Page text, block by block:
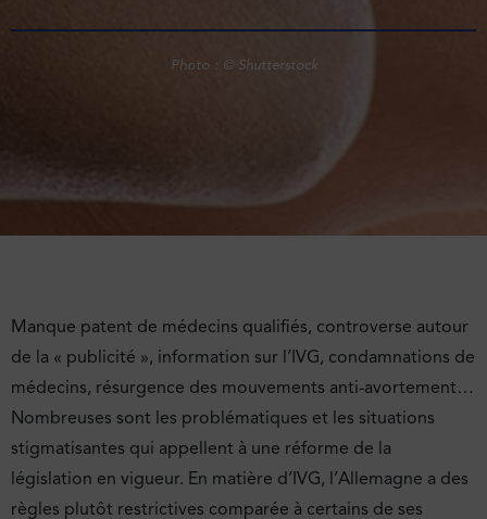
Photo : © Shutterstock
Manque patent de médecins qualifiés, controverse autour
de la « publicité », information sur l’IVG, condamnations de
médecins, résurgence des mouvements anti-avortement…
Nombreuses sont les problématiques et les situations
stigmatisantes qui appellent à une réforme de la
législation en vigueur. En matière d’IVG, l’Allemagne a des
règles plutôt restrictives comparée à certains de ses